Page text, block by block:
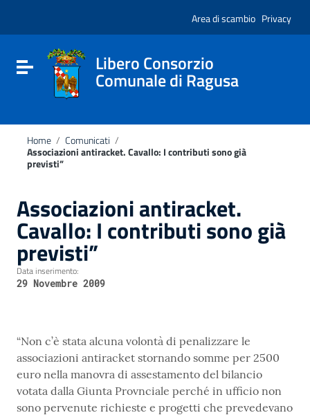
sito
include
Vai al footer
Area di scambio Privacy
Attiva / disattiva la navigazione
Libero Consorzio
Comunale di Ragusa
Home / Comunicati /
Associazioni antiracket. Cavallo: I contributi sono già
previsti”
Associazioni antiracket.
Cavallo: I contributi sono già
previsti”
Data inserimento:
29 Novembre 2009
“Non c’è stata alcuna volontà di penalizzare le
associazioni antiracket stornando somme per 2500
euro nella manovra di assestamento del bilancio
votata dalla Giunta Provnciale perché in ufficio non
sono pervenute richieste e progetti che prevedevano